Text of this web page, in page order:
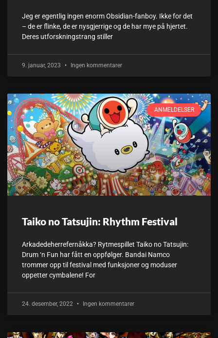
Jeg er egentlig ingen enorm Obsidian-fanboy. Ikke for det
– de er flinke, de er nysgjerrige og de har mye på hjertet.
Deres utforskningstrang stiller
9. januar, 2023 Ingen kommentarer
ANMELDELSER
Taiko no Tatsujin: Rhythm Festival
Arkadedeherrefernåkka? Rytmespillet Taiko no Tatsujin:
Drum ‘n Fun har fått en oppfølger. Bandai Namco
trommer opp til festival med funksjoner og moduser
oppetter cymbalene! For
24. desember, 2022 Ingen kommentarer